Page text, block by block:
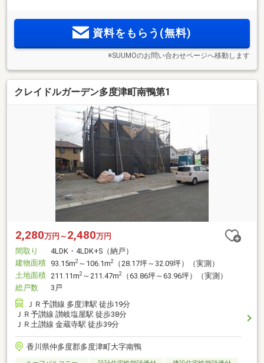
資料をもらう(無料)
※SUUMOのお問い合わせページへ移動します
クレイドルガーデン多度津町南鴨第1
2,280万円～ 2,480万円
間取り
4LDK・4LDK+S（納戸）
建物面積 93.15m2 ～106.1m2
（28.17坪～32.09坪）（実測）
土地面積 211.11m2 ～211.47m2
（63.86坪～63.96坪）（実測）
総戸数
3戸
ＪＲ予讃線 多度津駅 徒歩19分
ＪＲ予讃線 讃岐塩屋駅 徒歩38分
ＪＲ土讃線 金蔵寺駅 徒歩39分
香川県仲多度郡多度津町大字南鴨